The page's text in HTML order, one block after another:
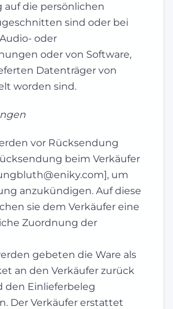
die persönlichen
sind oder bei
oder
oder von Software,
Datenträger von
worden sind.
vor Rücksendung
beim Verkäufer
um
anzukündigen. Auf diese
sie dem Verkäufer eine
Zuordnung der
gebeten die Ware als
an den Verkäufer zurück
den Einlieferbeleg
Der Verkäufer erstattet